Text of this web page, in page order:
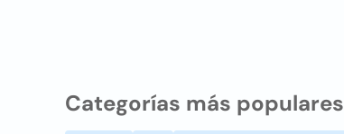
Categorías más populares